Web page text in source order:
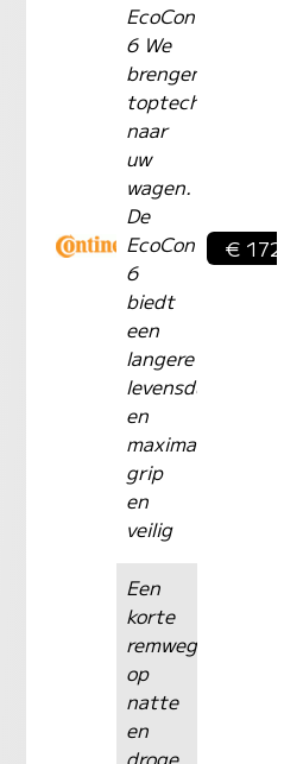
EcoContact
6 We
brengen
toptechnologie
naar
uw
wagen.
De
EcoContact™
6
biedt
een
langere
levensduur
en
maximale
grip
en
veilig
€ 172,-
Een
korte
remweg
op
natte
en
droge